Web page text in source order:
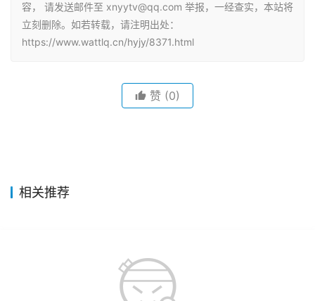
容， 请发送邮件至 xnyytv@qq.com 举报，一经查实，本站将
立刻删除。如若转载，请注明出处：
https://www.wattlq.cn/hyjy/8371.html
赞 (0)
相关推荐